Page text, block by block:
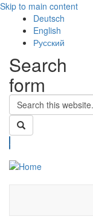
Skip to main content
Deutsch
English
Русский
Search
form
Search